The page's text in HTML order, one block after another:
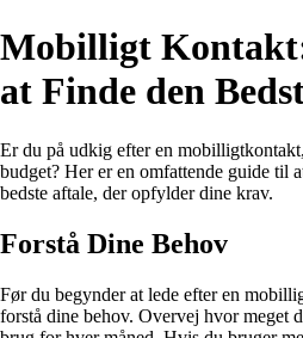
Mobilligt
at Finde den
Er du på udkig efter en
budget? Her er en omfattende guide til
bedste aftale, der opfylder dine krav.
Forstå Dine Behov
Før du begynder at lede efter en
forstå dine behov. Overvej hvor meget